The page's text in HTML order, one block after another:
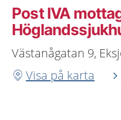
Post IVA
Västanågatan 9,
Visa på karta